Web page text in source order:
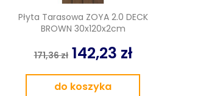
Płyta Tarasowa ZOYA 2.0 DECK
BROWN 30x120x2cm
171,36 zł 142,23 zł
do koszyka